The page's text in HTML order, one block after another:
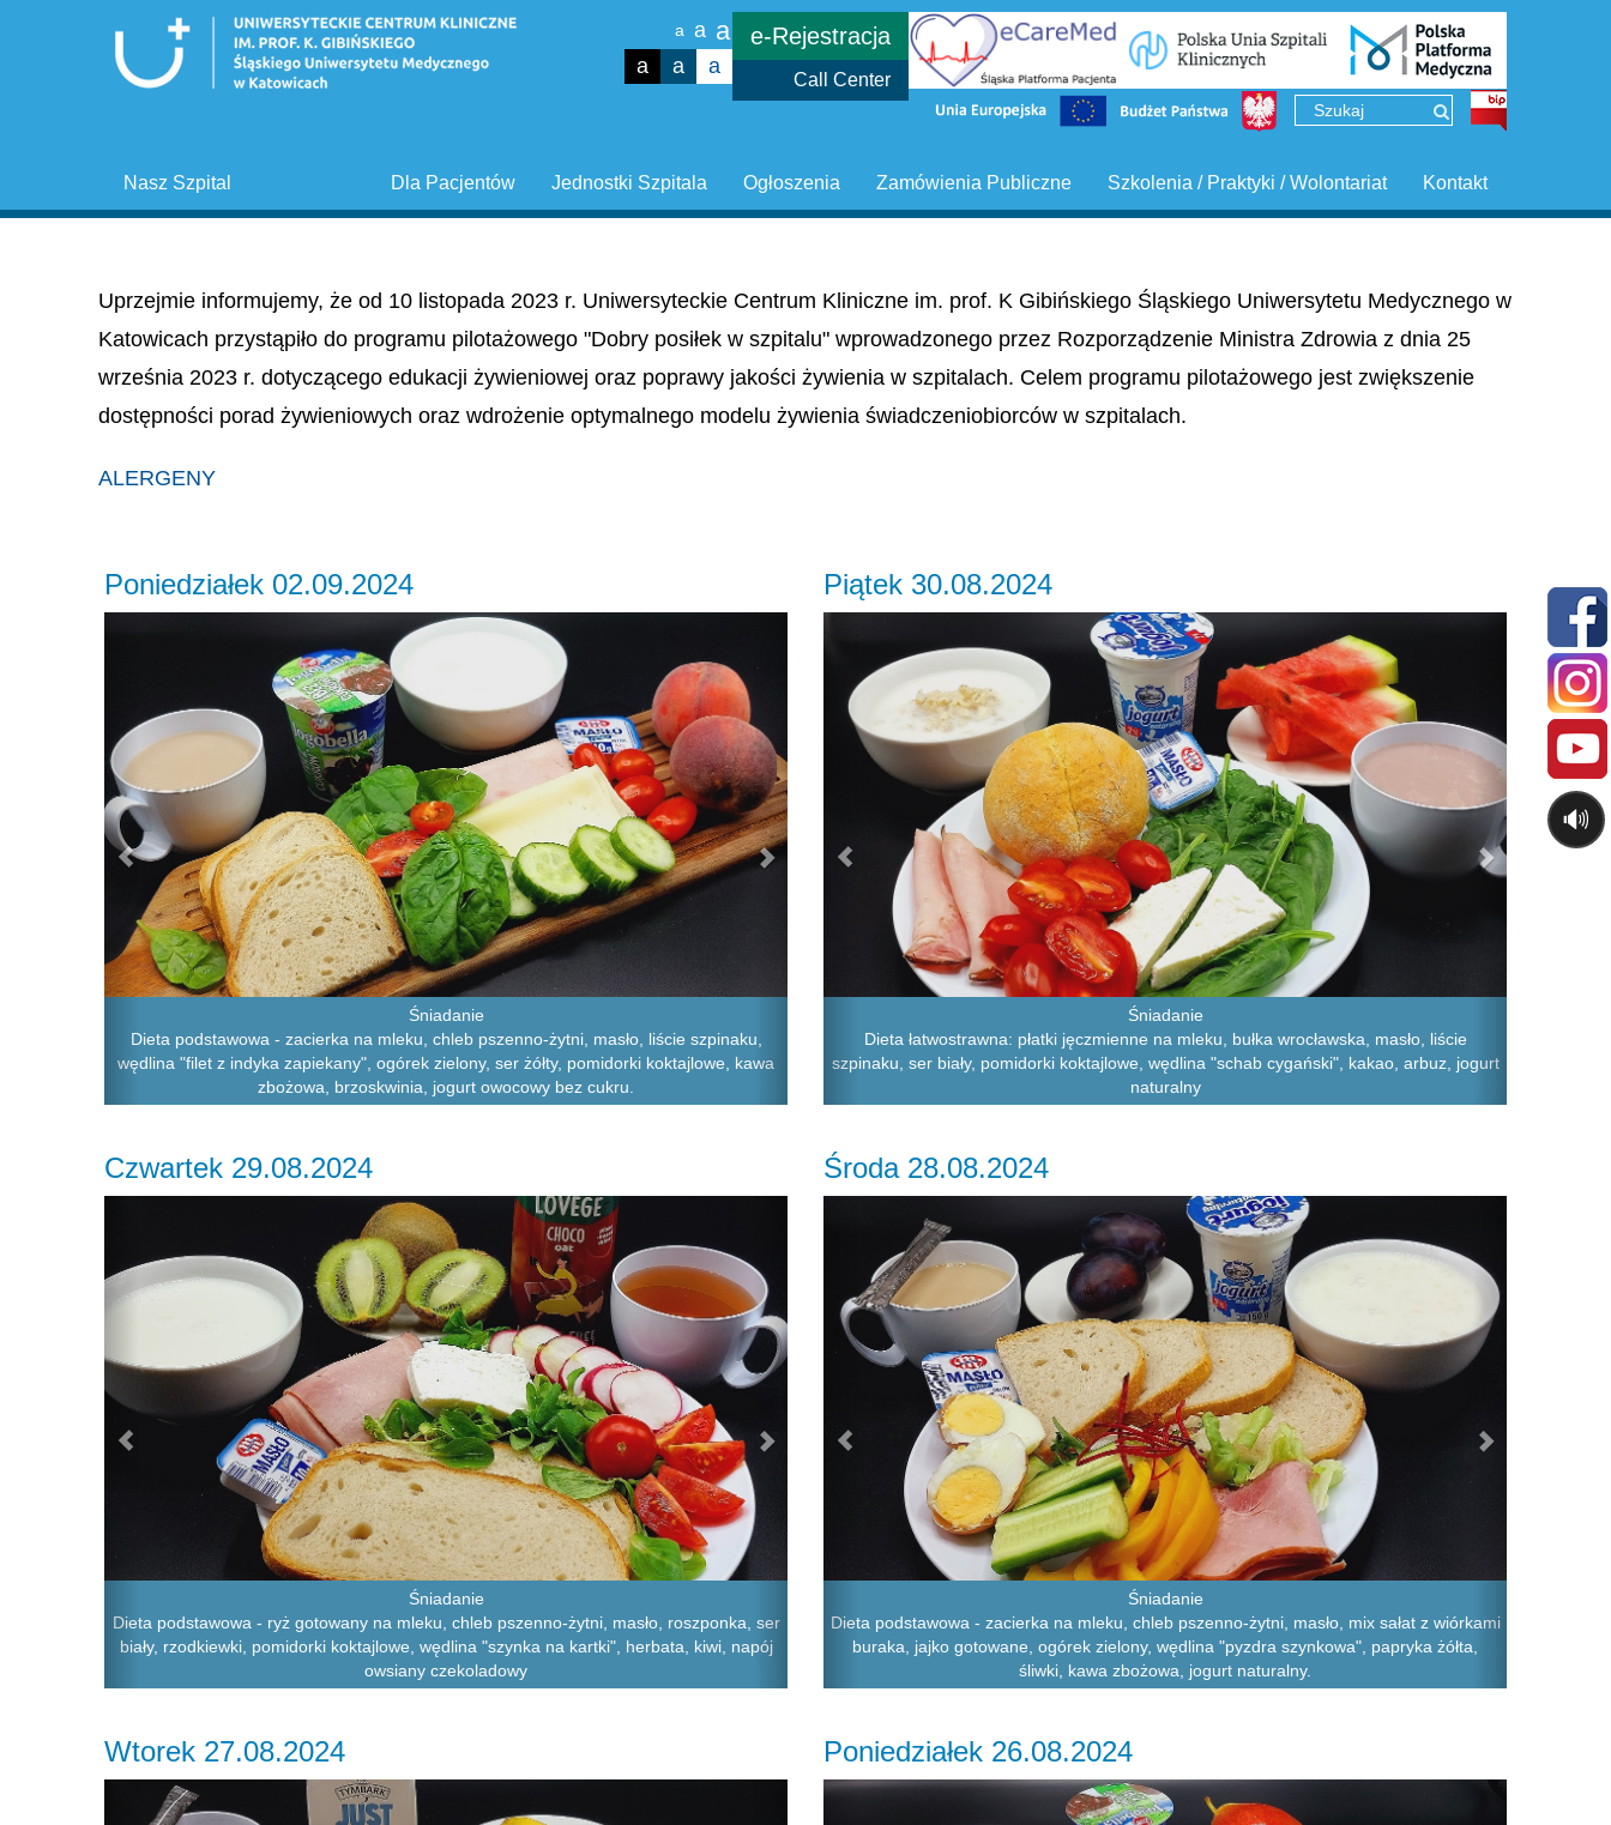
a a a
a a a
e-Rejestracja
Call Center
Kontakt
Szkolenia / Praktyki / Wolontariat
Zamówienia Publiczne
Ogłoszenia
Jednostki Szpitala
Dla Pacjentów
Nasz Szpital
Uprzejmie informujemy, że od 10 listopada 2023 r. Uniwersyteckie Centrum Kliniczne im. prof. K Gibińskiego Śląskiego Uniwersytetu Medycznego w
Katowicach przystąpiło do programu pilotażowego "Dobry posiłek w szpitalu" wprowadzonego przez Rozporządzenie Ministra Zdrowia z dnia 25
września 2023 r. dotyczącego edukacji żywieniowej oraz poprawy jakości żywienia w szpitalach. Celem programu pilotażowego jest zwiększenie
dostępności porad żywieniowych oraz wdrożenie optymalnego modelu żywienia świadczeniobiorców w szpitalach.
ALERGENY
Poniedziałek 02.09.2024
Śniadanie
Dieta podstawowa - zacierka na mleku, chleb pszenno-żytni, masło, liście szpinaku,
wędlina "filet z indyka zapiekany", ogórek zielony, ser żółty, pomidorki koktajlowe, kawa
zbożowa, brzoskwinia, jogurt owocowy bez cukru.
Piątek 30.08.2024
Śniadanie
Dieta łatwostrawna: płatki jęczmienne na mleku, bułka wrocławska, masło, liście
szpinaku, ser biały, pomidorki koktajlowe, wędlina "schab cygański", kakao, arbuz, jogurt
naturalny
Czwartek 29.08.2024
Śniadanie
Dieta podstawowa - ryż gotowany na mleku, chleb pszenno-żytni, masło, roszponka, ser
biały, rzodkiewki, pomidorki koktajlowe, wędlina "szynka na kartki", herbata, kiwi, napój
owsiany czekoladowy
Środa 28.08.2024
Śniadanie
Dieta podstawowa - zacierka na mleku, chleb pszenno-żytni, masło, mix sałat z wiórkami
buraka, jajko gotowane, ogórek zielony, wędlina "pyzdra szynkowa", papryka żółta,
śliwki, kawa zbożowa, jogurt naturalny.
Wtorek 27.08.2024
Previous
Poniedziałek 26.08.2024
Previous
🔊